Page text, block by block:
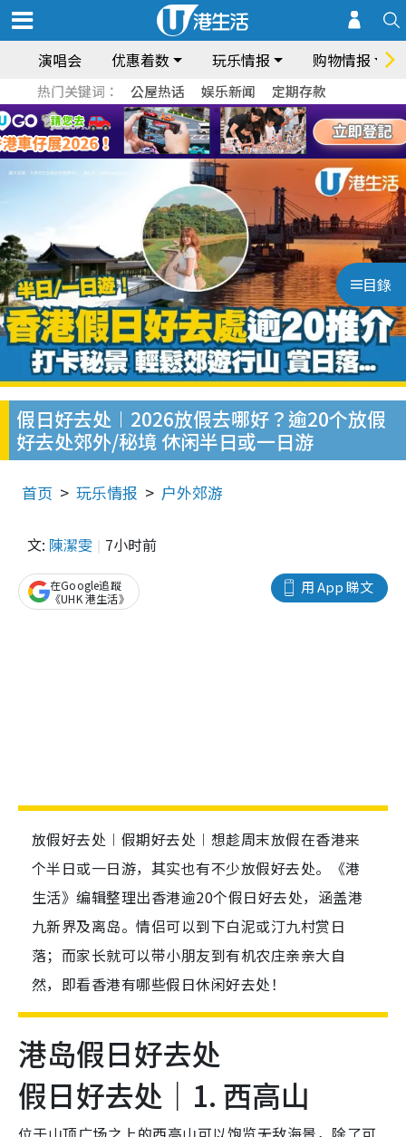
演唱会 优惠着数 玩乐情报 购物情报
热门关键词： 公屋热话 娱乐新闻 定期存款
目錄
假日好去处︱2026放假去哪好？逾20个放假
好去处郊外/秘境 休闲半日或一日游
首页 玩乐情报 户外郊游
文: 陳潔雯 7小时前
用 App 睇文
在Google追蹤
《UHK 港生活》
放假好去处︱假期好去处︱想趁周末放假在香港来
个半日或一日游，其实也有不少放假好去处。《港
生活》编辑整理出香港逾20个假日好去处，涵盖港
九新界及离岛。情侣可以到下白泥或汀九村赏日
落；而家长就可以带小朋友到有机农庄亲亲大自
然，即看香港有哪些假日休闲好去处！
港岛假日好去处
假日好去处｜1. 西高山